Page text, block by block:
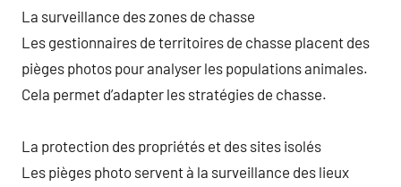
La surveillance des zones de chasse
Les gestionnaires de territoires de chasse placent des
pièges photos pour analyser les populations animales.
Cela permet d’adapter les stratégies de chasse.
La protection des propriétés et des sites isolés
Les pièges photo servent à la surveillance des lieux